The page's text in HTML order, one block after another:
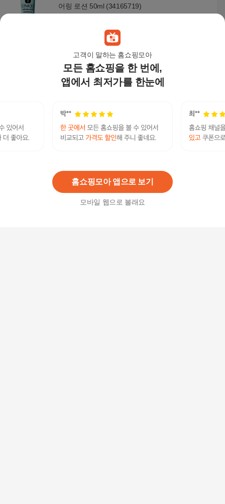
고객이 말하는 홈쇼핑모아
모든 홈쇼핑을 한 번에,
앱에서 최저가를 한눈에
홈쇼핑모아 앱으로 보기
모바일 웹으로 볼래요
어링 로션 50ml (34165719)
스쿠알로 고농축 2배 안티포그액,80ml 김서리방지
용액
11,500 원
참존 디에이지 레드 에디션 에멀전 120ml x 3개